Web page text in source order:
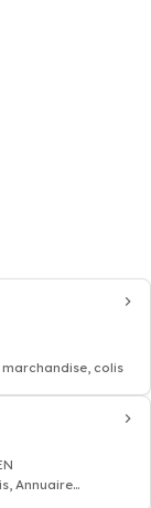
colis
Annuaire